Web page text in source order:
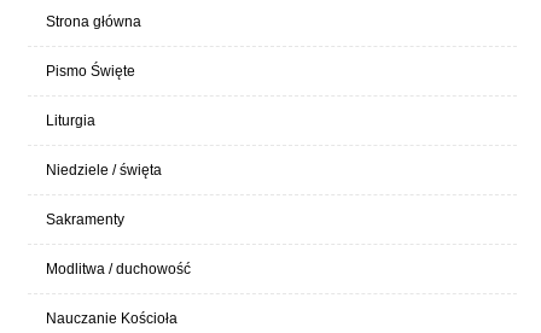
Strona główna
Pismo Święte
Liturgia
Niedziele / święta
Sakramenty
Modlitwa / duchowość
Nauczanie Kościoła